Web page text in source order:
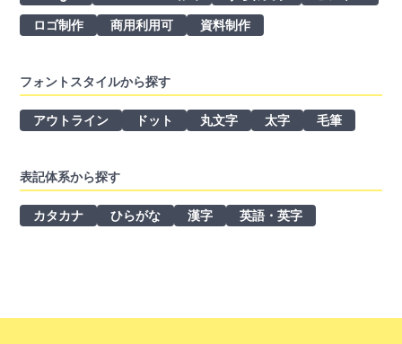
ロゴ制作
商用利用可 資料制作
フォントスタイルから探す
アウトライン ドット 丸文字 太字 毛筆
表記体系から探す
カタカナ ひらがな 漢字 英語・英字